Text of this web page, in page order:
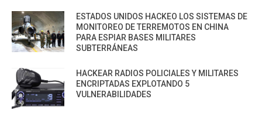
ESTADOS UNIDOS HACKEO LOS SISTEMAS DE
MONITOREO DE TERREMOTOS EN CHINA
PARA ESPIAR BASES MILITARES
SUBTERRÁNEAS
HACKEAR RADIOS POLICIALES Y MILITARES
ENCRIPTADAS EXPLOTANDO 5
VULNERABILIDADES